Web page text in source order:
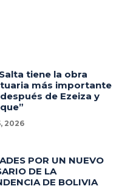
tiene la obra
más importante
de Ezeiza y
2026
POR UN NUEVO
DE LA
DE BOLIVIA